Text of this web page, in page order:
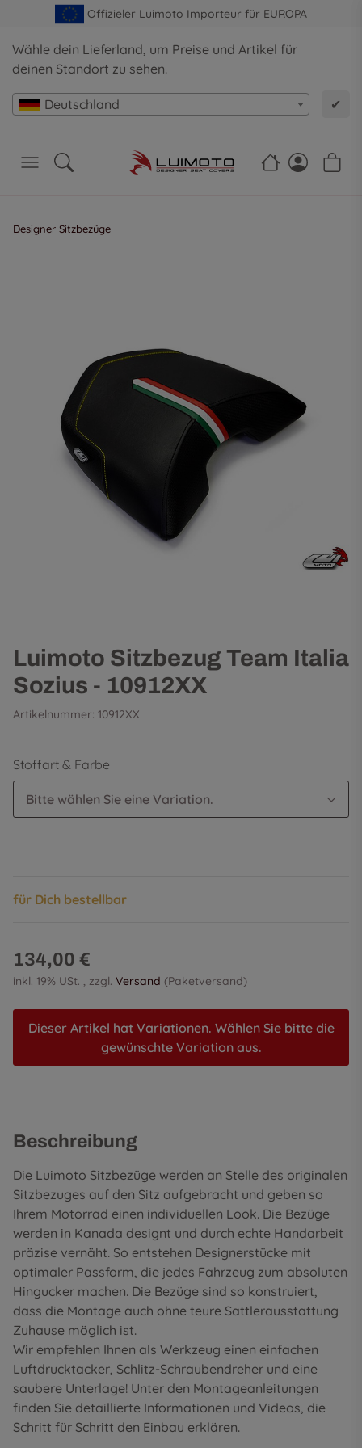
Offizieler Luimoto Importeur für EUROPA
Wähle dein Lieferland, um Preise und Artikel für
deinen Standort zu sehen.
Deutschland ✔
Designer Sitzbezüge
Luimoto Sitzbezug Team Italia
Sozius - 10912XX
Artikelnummer: 10912XX
Stoffart & Farbe
Bitte wählen Sie eine Variation.
für Dich bestellbar
134,00 €
inkl. 19% USt. , zzgl. Versand (Paketversand)
Dieser Artikel hat Variationen. Wählen Sie bitte die
gewünschte Variation aus.
Beschreibung
Die Luimoto Sitzbezüge werden an Stelle des originalen
Sitzbezuges auf den Sitz aufgebracht und geben so
Ihrem Motorrad einen individuellen Look. Die Bezüge
werden in Kanada designt und durch echte Handarbeit
präzise vernäht. So entstehen Designerstücke mit
optimaler Passform, die jedes Fahrzeug zum absoluten
Hingucker machen. Die Bezüge sind so konstruiert,
dass die Montage auch ohne teure Sattlerausstattung
Zuhause möglich ist.
Wir empfehlen Ihnen als Werkzeug einen einfachen
Luftdrucktacker, Schlitz-Schraubendreher und eine
saubere Unterlage! Unter den Montageanleitungen
finden Sie detaillierte Informationen und Videos, die
Schritt für Schritt den Einbau erklären.